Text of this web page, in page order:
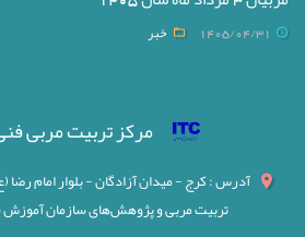
1405/04/31 خبر
مرکز تربیت مربی
آدرس : کرج - میدان آزادگان - بلوار امام رضا
تربیت مربی و پژوهش‌های سازمان